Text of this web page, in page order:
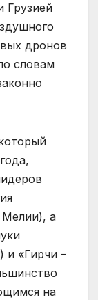
Грузией
дронов
словам
а
и «Гирчи –
на